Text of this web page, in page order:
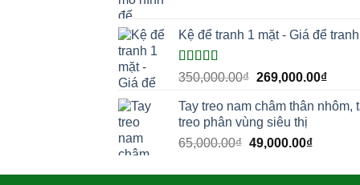
450,000.00₫.là:
Kệ để tranh 1 mặt - Giá để tranh
Được xếp
hạng
sao
350,000.00₫ Giá
là:
350,000.00₫.
269,000.00₫Giá
tại
Tay treo nam châm thân nhôm,
treo phân vùng siêu thị
65,000.00₫ Giá
là:
49,000.00₫Giá
tại